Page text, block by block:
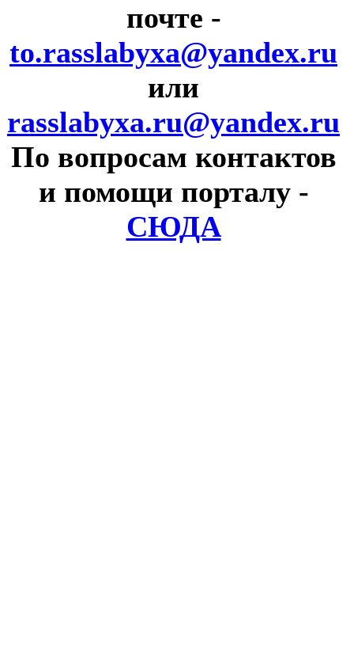
почте -
to.rasslabyxa@yandex.ru
или
rasslabyxa.ru@yandex.ru
По вопросам контактов
и помощи порталу -
СЮДА